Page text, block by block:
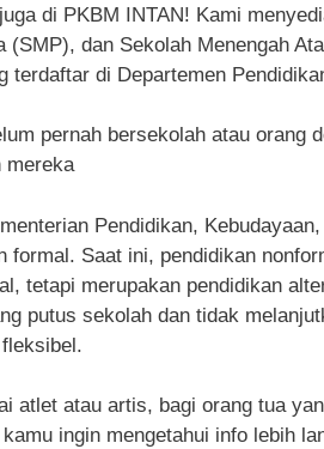
di PKBM INTAN! Kami
dan Sekolah Menengah
terdaftar di Departemen
pernah bersekolah atau orang
mereka
Pendidikan,
formal. Saat ini, pendidikan
tetapi merupakan pendidikan
putus sekolah dan tidak
atlet atau artis, bagi orang tua
ingin mengetahui info lebih